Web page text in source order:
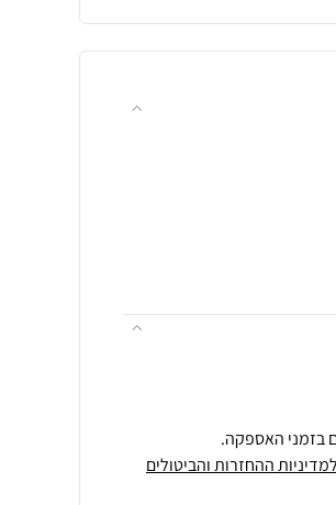
בזמני האספקה.
למדיניות ההחזרות והביטולים